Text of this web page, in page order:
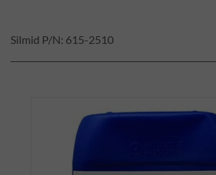
Silmid P/N: 615-2510